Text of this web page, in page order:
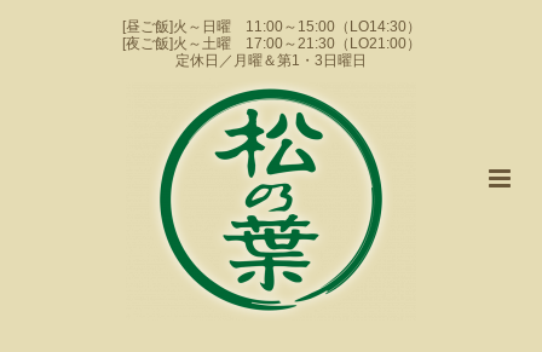
[昼ご飯]火～日曜 11:00～15:00（LO14:30）
[夜ご飯]火～土曜 17:00～21:30（LO21:00）
定休日／月曜＆第1・3日曜日